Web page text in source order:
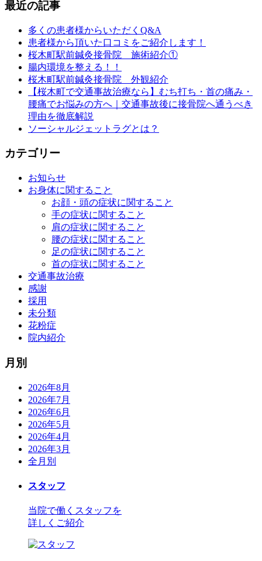
最近の記事
多くの患者様からいただくQ&A
患者様から頂いた口コミをご紹介します！
桜木町駅前鍼灸接骨院 施術紹介①
腸内環境を整える！！
桜木町駅前鍼灸接骨院 外観紹介
【桜木町で交通事故治療なら】むち打ち・首の痛み・
腰痛でお悩みの方へ｜交通事故後に接骨院へ通うべき
理由を徹底解説
ソーシャルジェットラグとは？
カテゴリー
お知らせ
お身体に関すること
お顔・頭の症状に関すること
手の症状に関すること
肩の症状に関すること
腰の症状に関すること
足の症状に関すること
首の症状に関すること
交通事故治療
感謝
採用
未分類
花粉症
院内紹介
月別
2026年8月
2026年7月
2026年6月
2026年5月
2026年4月
2026年3月
全月別
スタッフ
当院で働くスタッフを
詳しくご紹介